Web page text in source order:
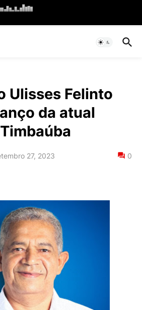
Ulisses Felinto
da atual
27, 2023 0